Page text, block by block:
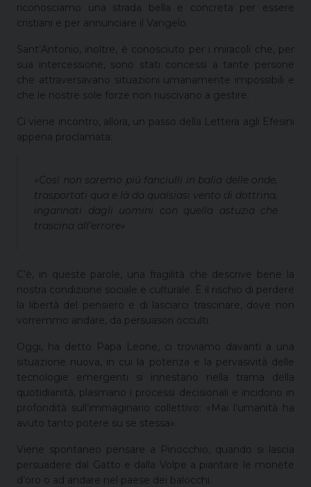
riconosciamo una strada bella e concreta per essere
cristiani e per annunciare il Vangelo.
Sant’Antonio, inoltre, è conosciuto per i miracoli che, per
sua intercessione, sono stati concessi a tante persone
che attraversavano situazioni umanamente impossibili e
che le nostre sole forze non riuscivano a gestire.
Ci viene incontro, allora, un passo della Lettera agli Efesini
appena proclamata:
«Così non saremo più fanciulli in balìa delle onde,
trasportati qua e là da qualsiasi vento di dottrina,
ingannati dagli uomini con quella astuzia che
trascina all’errore»
C’è, in queste parole, una fragilità che descrive bene la
nostra condizione sociale e culturale. È il rischio di perdere
la libertà del pensiero e di lasciarci trascinare, dove non
vorremmo andare, da persuasori occulti.
Oggi, ha detto Papa Leone, ci troviamo davanti a una
situazione nuova, in cui la potenza e la pervasività delle
tecnologie emergenti si innestano nella trama della
quotidianità, plasmano i processi decisionali e incidono in
profondità sull’immaginario collettivo: «Mai l’umanità ha
avuto tanto potere su se stessa».
Viene spontaneo pensare a Pinocchio, quando si lascia
persuadere dal Gatto e dalla Volpe a piantare le monete
d’oro o ad andare nel paese dei balocchi.